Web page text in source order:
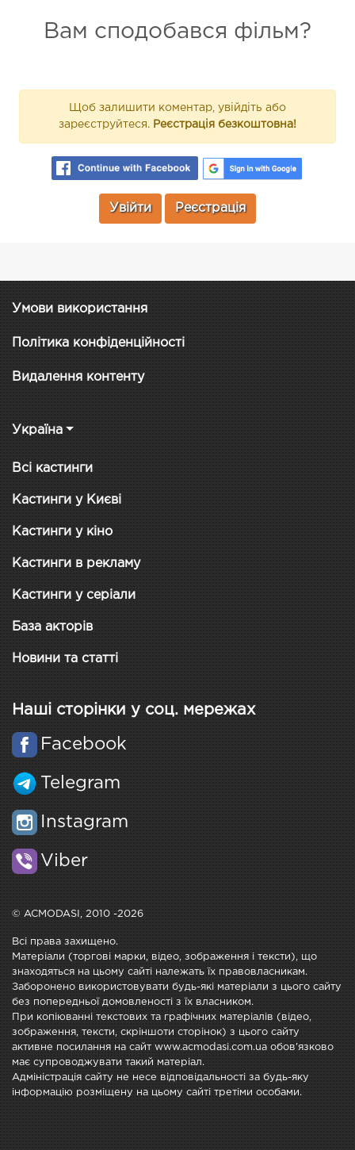
Вам сподобався фільм?
Щоб залишити коментар, увійдіть або
зареєструйтеся. Реєстрація безкоштовна!
Увійти Реєстрація
Умови використання
Політика конфіденційності
Видалення контенту
Україна
Всі кастинги
Кастинги у Києві
Кастинги у кіно
Кастинги в рекламу
Кастинги у серіали
База акторів
Новини та статті
Наші сторінки у соц. мережах
Facebook
Telegram
Instagram
Viber
© ACMODASI, 2010 -2026
Всі права захищено.
Матеріали (торгові марки, відео, зображення і тексти), що
знаходяться на цьому сайті належать їх правовласникам.
Заборонено використовувати будь-які матеріали з цього сайту
без попередньої домовленості з їх власником.
При копіюванні текстових та графічних матеріалів (відео,
зображення, тексти, скріншоти сторінок) з цього сайту
активне посилання на сайт www.acmodasi.com.ua обов'язково
має супроводжувати такий матеріал.
Адміністрація сайту не несе відповідальності за будь-яку
інформацію розміщену на цьому сайті третіми особами.